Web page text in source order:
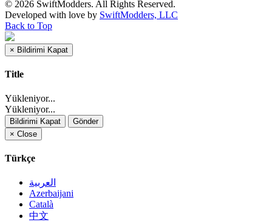
© 2026 SwiftModders. All Rights Reserved.
Developed with love by SwiftModders, LLC
Back to Top
× Bildirimi Kapat
Title
Yükleniyor...
Yükleniyor...
Bildirimi Kapat
Gönder
× Close
Türkçe
العربية
Azerbaijani
Català
中文